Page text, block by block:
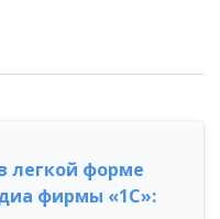
легкой форме
фирмы «1С»: